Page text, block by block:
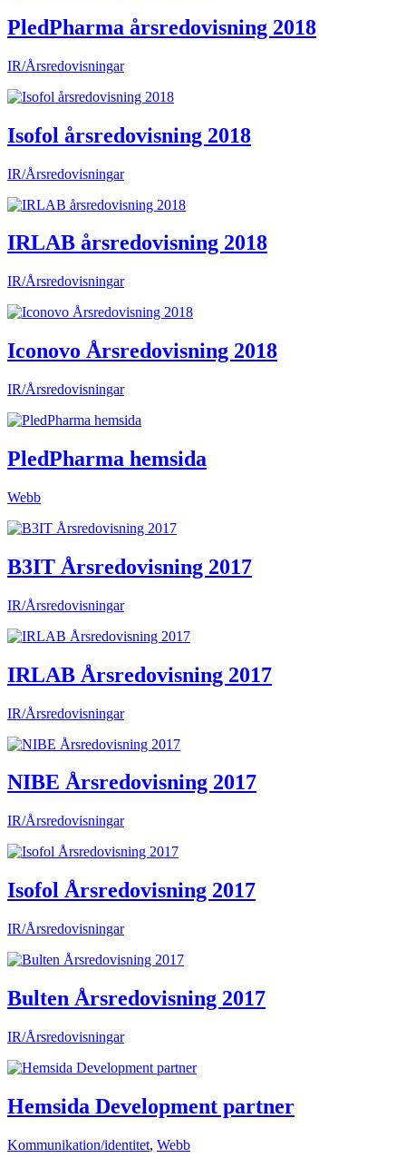
PledPharma årsredovisning 2018
IR/Årsredovisningar
Isofol årsredovisning 2018
IR/Årsredovisningar
IRLAB årsredovisning 2018
IR/Årsredovisningar
Iconovo Årsredovisning 2018
IR/Årsredovisningar
PledPharma hemsida
Webb
B3IT Årsredovisning 2017
IR/Årsredovisningar
IRLAB Årsredovisning 2017
IR/Årsredovisningar
NIBE Årsredovisning 2017
IR/Årsredovisningar
Isofol Årsredovisning 2017
IR/Årsredovisningar
Bulten Årsredovisning 2017
IR/Årsredovisningar
Hemsida Development partner
Kommunikation/identitet, Webb